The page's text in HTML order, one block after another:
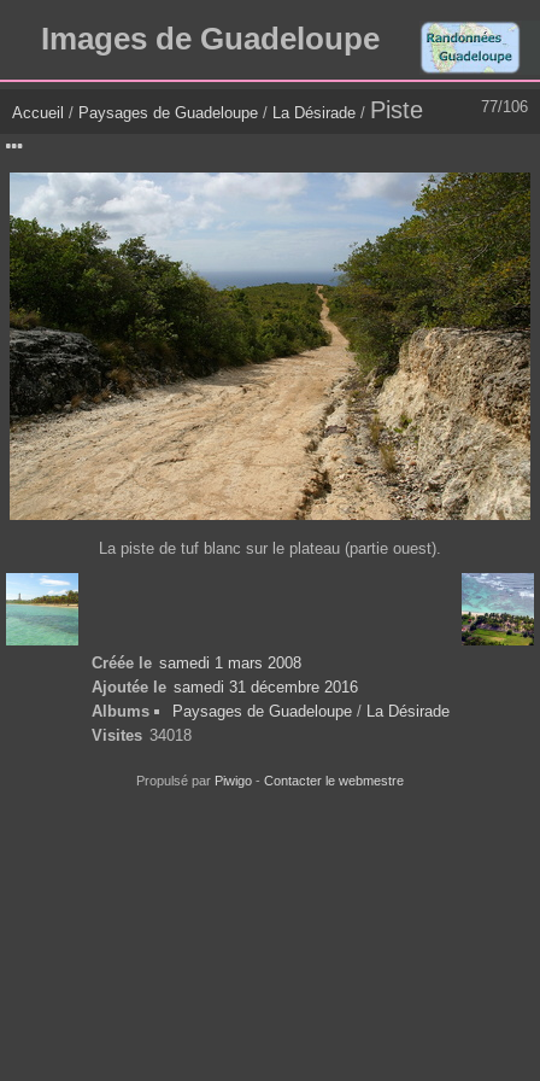
Images de Guadeloupe
77/106
Accueil / Paysages de Guadeloupe / La Désirade / Piste
La piste de tuf blanc sur le plateau (partie ouest).
Créée le samedi 1 mars 2008
Ajoutée le samedi 31 décembre 2016
Albums
Paysages de Guadeloupe / La Désirade
Visites 34018
Propulsé par Piwigo - Contacter le webmestre